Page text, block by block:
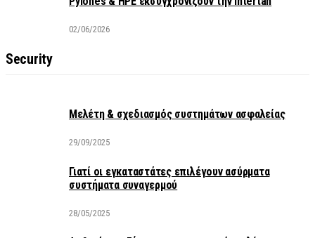
02/06/2026
Security
Μελέτη & σχεδιασμός συστημάτων ασφαλείας
29/09/2025
Γιατί οι εγκαταστάτες επιλέγουν ασύρματα
συστήματα συναγερμού
28/05/2025